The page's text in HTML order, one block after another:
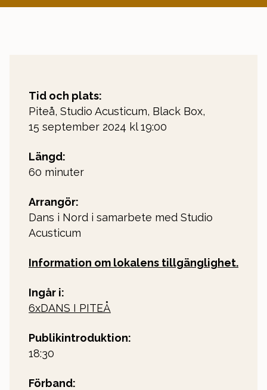
Tid och plats:
Piteå, Studio Acusticum, Black Box,
15 september 2024 kl 19:00
Längd:
60 minuter
Arrangör:
Dans i Nord i samarbete med Studio
Acusticum
Information om lokalens tillgänglighet.
Ingår i:
6xDANS I PITEÅ
Publikintroduktion:
18:30
Förband: